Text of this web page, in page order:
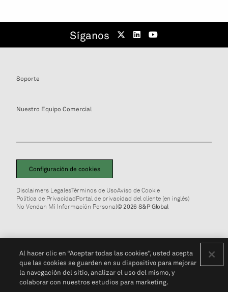
Síganos
Soporte
Nuestro Equipo Comercial
Configuración de cookies
Disclaimers LegalesTérminos de UsoAviso de Cookie
Política de PrivacidadPortal de privacidad del cliente (en inglés)
No Vendan Mi Información Personal© 2026 S&P Global
Al hacer clic en “Aceptar todas las cookies”, usted acepta
que las cookies se guarden en su dispositivo para mejorar
la navegación del sitio, analizar el uso del mismo, y
colaborar con nuestros estudios para marketing.